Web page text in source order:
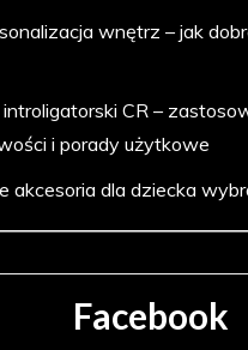
wnętrz – jak
introligatorski CR –
i porady użytkowe
akcesoria dla dziecka
Facebook